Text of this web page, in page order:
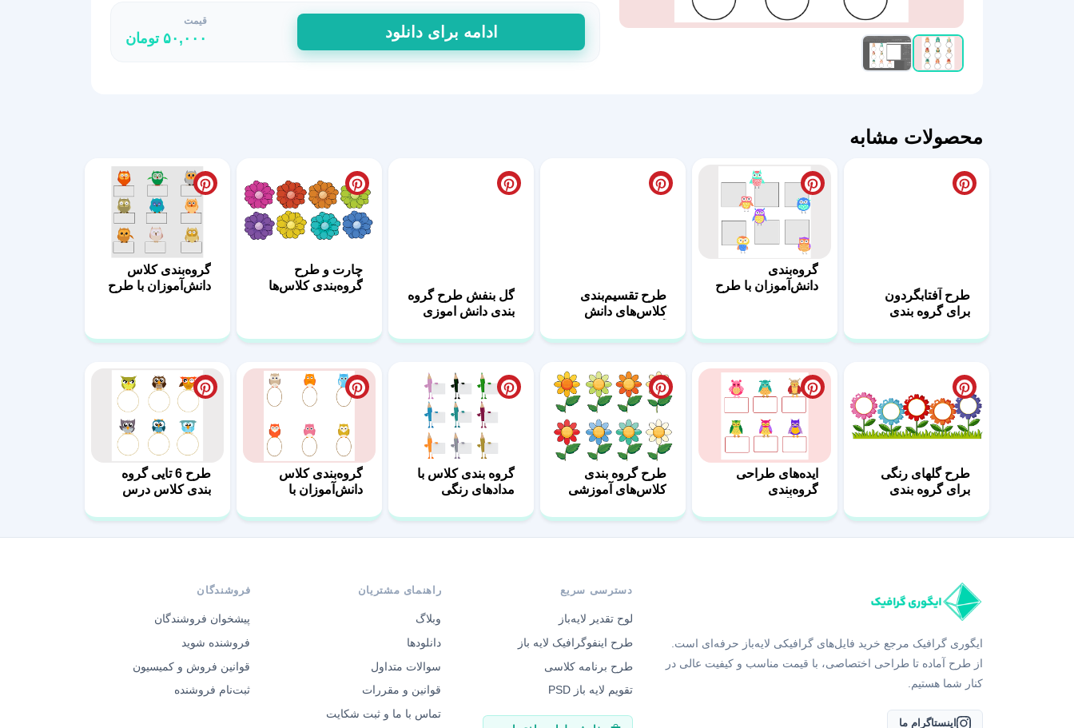
طرح
۹
تایی
ادامه برای دانلود
قیمت
۵۰,۰۰۰ تومان
محصولات مشابه
طرح آفتابگردون
برای گروه بندی
گروه‌بندی
دانش‌آموزان با طرح‌
طرح تقسیم‌بندی
کلاس‌های دانش
گل بنفش طرح گروه
بندی دانش اموزی
چارت و طرح
گروه‌بندی کلاس‌ها
گروه‌بندی کلاس
دانش‌آموزان با طرح
طرح گلهای رنگی
برای گروه بندی
ایده‌های طراحی
گروه‌بندی
طرح گروه بندی
کلاس‌های آموزشی
گروه بندی کلاس با
مدادهای رنگی
گروه‌بندی کلاس
دانش‌آموزان با
طرح 6 تایی گروه
بندی کلاس درس
ایگوری گرافیک مرجع خرید فایل‌های گرافیکی لایه‌باز حرفه‌ای است.
از طرح آماده تا طراحی اختصاصی، با قیمت مناسب و کیفیت عالی در
کنار شما هستیم.
اینستاگرام ما
دسترسی سریع
لوح تقدیر لایه‌باز
طرح اینفوگرافیک لایه باز
طرح برنامه کلاسی
تقویم لایه باز PSD
راهنمای مشتریان
وبلاگ
دانلودها
سوالات متداول
قوانین و مقررات
تماس با ما و ثبت شکایت
فروشندگان
پیشخوان فروشندگان
فروشنده شوید
قوانین فروش و کمیسیون
ثبت‌نام فروشنده